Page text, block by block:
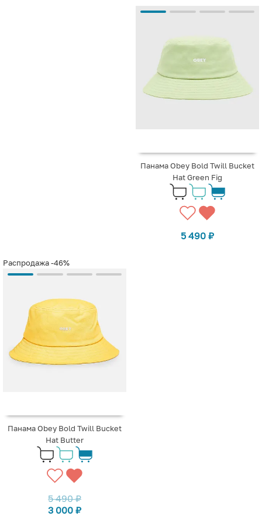
Панама Obey Bold Twill Bucket
Hat Green Fig
5 490 ₽
Распродажа-46%
Панама Obey Bold Twill Bucket
Hat Butter
5 490₽
3 000 ₽